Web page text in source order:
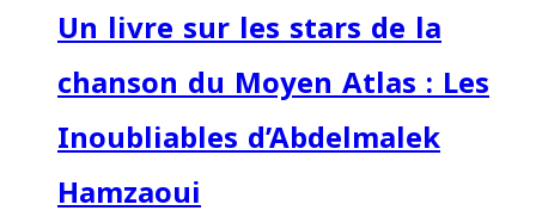
Un livre sur les stars de la
chanson du Moyen Atlas : Les
Inoubliables d’Abdelmalek
Hamzaoui